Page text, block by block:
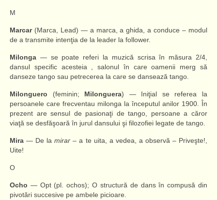
M
Marcar(Marca, Lead) — a marca, a ghida, a conduce – modul
de a transmite intenţia de la leader la follower.
Milonga — se poate referi la muzică scrisa în măsura 2/4,
dansul specific acesteia , salonul în care oamenii merg să
danseze tango sau petrecerea la care se dansează tango.
Milonguero (feminin; Milonguera) — Iniţial se referea la
persoanele care frecventau milonga la începutul anilor 1900. În
prezent are sensul de pasionaţi de tango, persoane a căror
viaţă se desfăşoară în jurul dansului şi filozofiei legate de tango.
Mira — De lamirar – a te uita, a vedea, a observă – Priveşte!,
Uite!
O
Ocho — Opt (pl. ochos); O structură de dans în compusă din
pivotări succesive pe ambele picioare.